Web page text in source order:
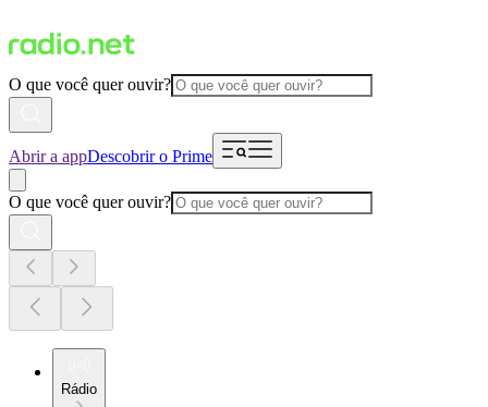
O que você quer ouvir?
Abrir a appDescobrir o Prime
O que você quer ouvir?
Rádio